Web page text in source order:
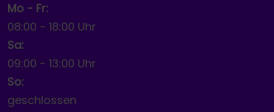
Mo - Fr:
08:00 - 18:00 Uhr
Sa:
09:00 - 13:00 Uhr
So:
geschlossen